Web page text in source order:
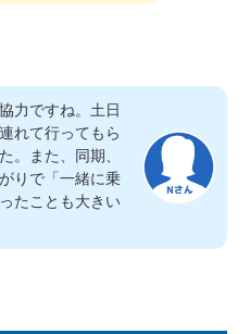
力ですね。土日
れて行ってもら
。また、同期、
りで「一緒に乗
たことも大きい